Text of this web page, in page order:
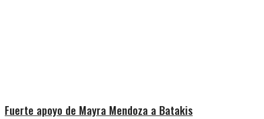
Fuerte apoyo de Mayra Mendoza a Batakis